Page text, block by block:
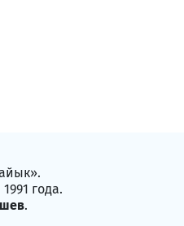
года.
.